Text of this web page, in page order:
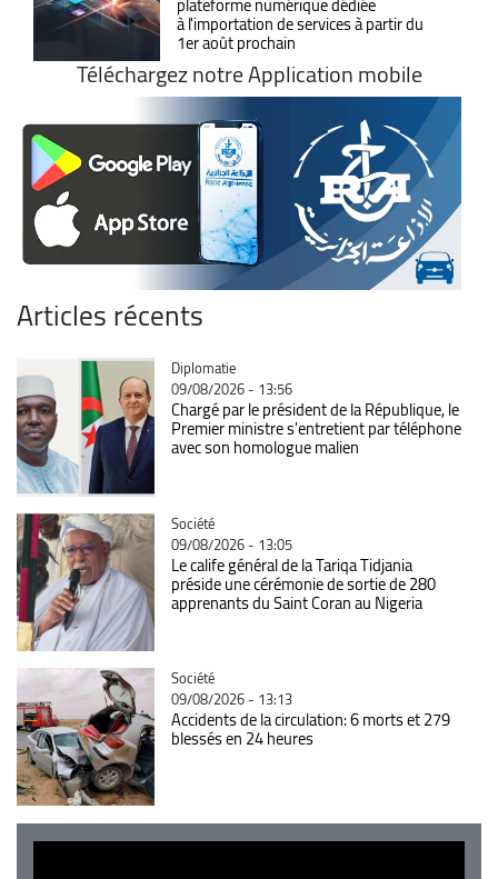
à l'importation de services à partir du
1er août prochain
Téléchargez notre Application mobile
Articles récents
Catégorie
Diplomatie
09/08/2026 - 13:56
Chargé par le président de la République, le
Premier ministre s'entretient par téléphone
avec son homologue malien
Catégorie
Société
09/08/2026 - 13:05
Le calife général de la Tariqa Tidjania
préside une cérémonie de sortie de 280
apprenants du Saint Coran au Nigeria
Catégorie
Société
09/08/2026 - 13:13
Accidents de la circulation: 6 morts et 279
blessés en 24 heures